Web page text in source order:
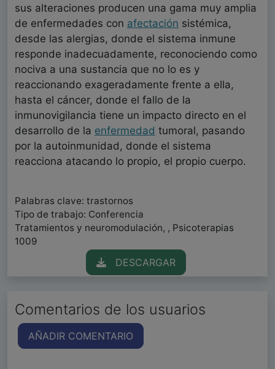
sus alteraciones producen una gama muy amplia
de enfermedades con afectación sistémica,
desde las alergias, donde el sistema inmune
responde inadecuadamente, reconociendo como
nociva a una sustancia que no lo es y
reaccionando exageradamente frente a ella,
hasta el cáncer, donde el fallo de la
inmunovigilancia tiene un impacto directo en el
desarrollo de la enfermedad tumoral, pasando
por la autoinmunidad, donde el sistema
reacciona atacando lo propio, el propio cuerpo.
Palabras clave: trastornos
Tipo de trabajo: Conferencia
Tratamientos y neuromodulación, , Psicoterapias
1009
DESCARGAR
Comentarios de los usuarios
AÑADIR COMENTARIO